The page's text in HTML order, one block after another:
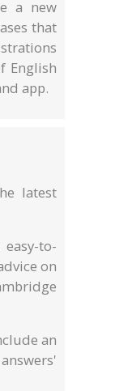
a new
that
English
app.
latest
to-
on
an